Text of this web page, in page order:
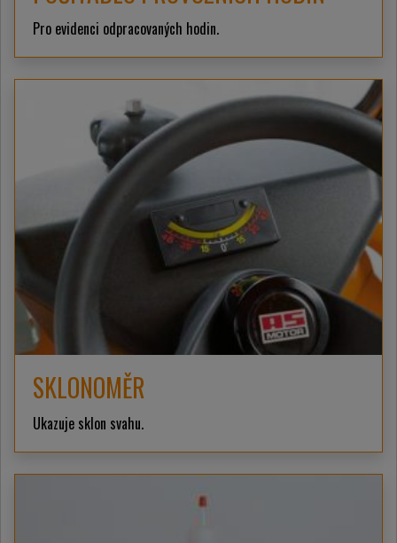
Pro evidenci odpracovaných hodin.
SKLONOMĚR
Ukazuje sklon svahu.